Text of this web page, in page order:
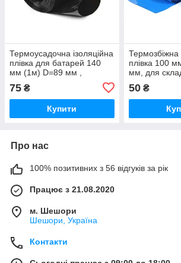
Термоусадочна ізоляційна
плівка для батарей 140
мм (1м) D=89 мм ,
термоусадка
75 ₴
Купити
Термозбіжна
плівка 100
мм, для
ремонту
батарей,
50₴
Про нас
100% позитивних з 56 відгуків за рік
Працює з 21.08.2020
м. Шешори
Шешори, Україна
Контакти